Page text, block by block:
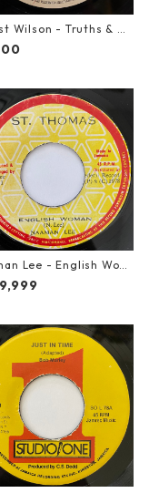
Wilson - Truths & Ri
7-21652】
Lee - English Wom
20855】